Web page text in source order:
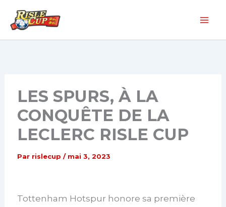
LES SPURS, À LA
CONQUÊTE DE LA
LECLERC RISLE CUP
Par rislecup/ mai 3, 2023
Tottenham Hotspur honore sa première